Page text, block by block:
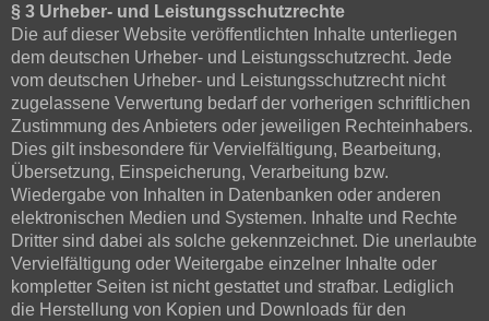
§ 3 Urheber- und Leistungsschutzrechte
Die auf dieser Website veröffentlichten Inhalte unterliegen
dem deutschen Urheber- und Leistungsschutzrecht. Jede
vom deutschen Urheber- und Leistungsschutzrecht nicht
zugelassene Verwertung bedarf der vorherigen schriftlichen
Zustimmung des Anbieters oder jeweiligen Rechteinhabers.
Dies gilt insbesondere für Vervielfältigung, Bearbeitung,
Übersetzung, Einspeicherung, Verarbeitung bzw.
Wiedergabe von Inhalten in Datenbanken oder anderen
elektronischen Medien und Systemen. Inhalte und Rechte
Dritter sind dabei als solche gekennzeichnet. Die unerlaubte
Vervielfältigung oder Weitergabe einzelner Inhalte oder
kompletter Seiten ist nicht gestattet und strafbar. Lediglich
die Herstellung von Kopien und Downloads für den